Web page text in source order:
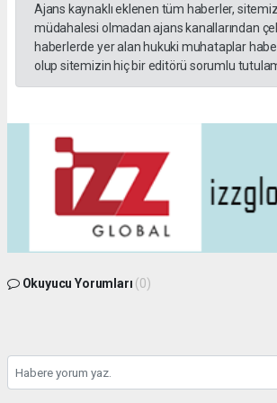
Ajans kaynaklı eklenen tüm haberler,
müdahalesi olmadan ajans kanallarından
haberlerde yer alan hukuki muhataplar
olup sitemizin hiç bir editörü sorumlu
Okuyucu Yorumları (0)